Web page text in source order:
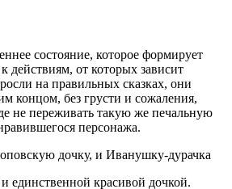
состояние, которое формирует
действиям, от которых зависит
на правильных сказках, они
концом, без грусти и сожаления,
не переживать такую же печальную
персонажа.
дочку, и Иванушку-дурачка
красивой дочкой.